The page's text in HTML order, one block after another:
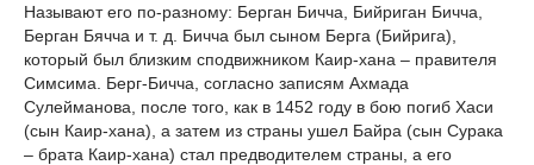
Называют его по-разному: Берган Бичча, Бийриган Бичча,
Берган Бячча и т. д. Бичча был сыном Берга (Бийрига),
который был близким сподвижником Каир-хана – правителя
Симсима. Берг-Бичча, согласно записям Ахмада
Сулейманова, после того, как в 1452 году в бою погиб Хаси
(сын Каир-хана), а затем из страны ушел Байра (сын Сурака
– брата Каир-хана) стал предводителем страны, а его